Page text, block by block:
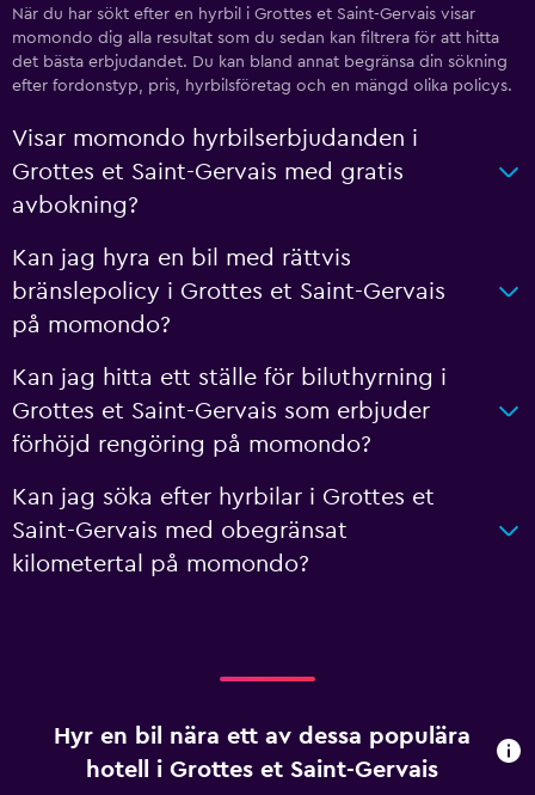
När du har sökt efter en hyrbil i Grottes et Saint-Gervais visar
momondo dig alla resultat som du sedan kan filtrera för att hitta
det bästa erbjudandet. Du kan bland annat begränsa din sökning
efter fordonstyp, pris, hyrbilsföretag och en mängd olika policys.
Visar momondo hyrbilserbjudanden i
Grottes et Saint-Gervais med gratis
avbokning?
Kan jag hyra en bil med rättvis
bränslepolicy i Grottes et Saint-Gervais
på momondo?
Kan jag hitta ett ställe för biluthyrning i
Grottes et Saint-Gervais som erbjuder
förhöjd rengöring på momondo?
Kan jag söka efter hyrbilar i Grottes et
Saint-Gervais med obegränsat
kilometertal på momondo?
Hyr en bil nära ett av dessa populära
hotell i Grottes et Saint-Gervais